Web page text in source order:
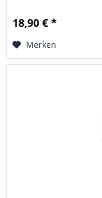
18,90 € *
Merken